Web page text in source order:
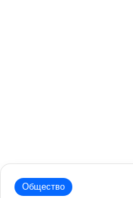
Общество